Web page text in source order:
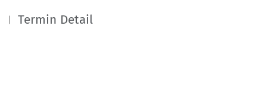
Termin Detail